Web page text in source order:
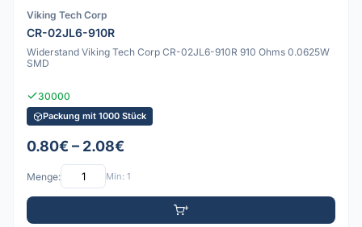
Viking Tech Corp
CR-02JL6-910R
Widerstand Viking Tech Corp CR-02JL6-910R 910 Ohms 0.0625W
SMD
30000
Packung mit 1000 Stück
0.80€ – 2.08€
Menge: Min: 1